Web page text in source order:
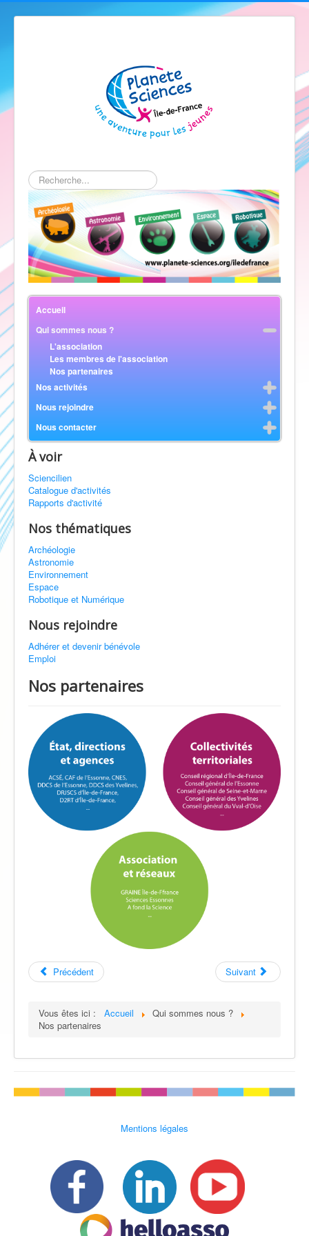
Rechercher
Accueil
Qui sommes nous ?
L'association
Les membres de l'association
Nos partenaires
Nos activités
Nous rejoindre
Nous contacter
À voir
Sciencilien
Catalogue d'activités
Rapports d'activité
Nos thématiques
Archéologie
Astronomie
Environnement
Espace
Robotique et Numérique
Nous rejoindre
Adhérer et devenir bénévole
Emploi
Nos partenaires
Précédent Suivant
Vous êtes ici : Accueil
Qui sommes nous ?
Nos partenaires
Mentions légales